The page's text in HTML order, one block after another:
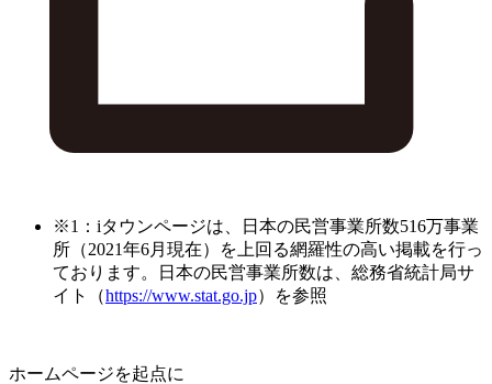
※1：iタウンページは、日本の民営事業所数516万事業
所（2021年6月現在）を上回る網羅性の高い掲載を行っ
ております。日本の民営事業所数は、総務省統計局サ
イト（https://www.stat.go.jp）を参照
ホームページを起点に